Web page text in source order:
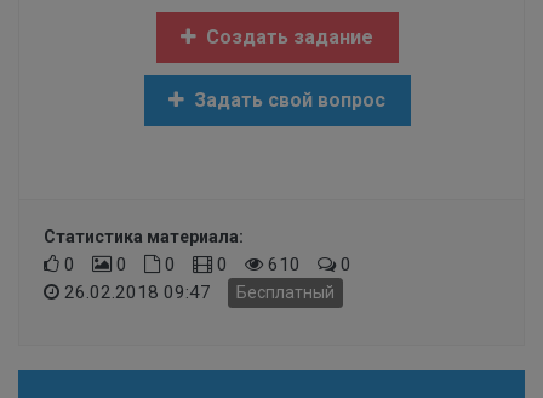
Создать задание
Задать свой вопрос
Статистика материала:
0 0 0 0 610
0
26.02.2018 09:47
Бесплатный